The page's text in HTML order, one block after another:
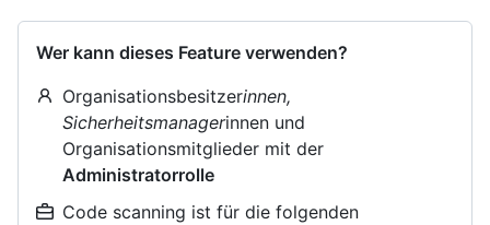
Wer kann dieses Feature verwenden?
Organisationsbesitzerinnen,
Sicherheitsmanagerinnen und
Organisationsmitglieder mit der
Administratorrolle
Code scanning ist für die folgenden